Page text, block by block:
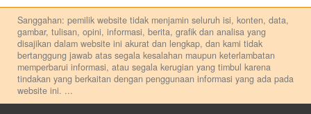
Sanggahan: pemilik website tidak menjamin seluruh isi, konten, data,
gambar, tulisan, opini, informasi, berita, grafik dan analisa yang
disajikan dalam website ini akurat dan lengkap, dan kami tidak
bertanggung jawab atas segala kesalahan maupun keterlambatan
memperbarui informasi, atau segala kerugian yang timbul karena
tindakan yang berkaitan dengan penggunaan informasi yang ada pada
website ini. ...